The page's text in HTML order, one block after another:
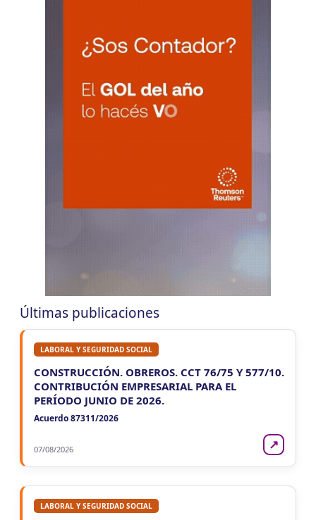
CUIT 0-1-2-3-4-5-6-7-8-9-…
CHUBUT
Reg. Unif. Ret. y Perc. Ctes.
Últimas publicaciones
LABORAL Y SEGURIDAD SOCIAL
CONSTRUCCIÓN. OBREROS. CCT 76/75 Y 577/10.
CONTRIBUCIÓN EMPRESARIAL PARA EL
PERÍODO JUNIO DE 2026.
Acuerdo 87311/2026
07/08/2026 ↗
LABORAL Y SEGURIDAD SOCIAL